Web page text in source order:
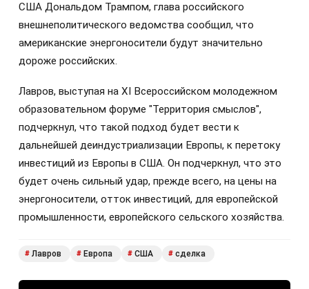
США Дональдом Трампом, глава российского
внешнеполитического ведомства сообщил, что
американские энергоносители будут значительно
дороже российских.
Лавров, выступая на XI Всероссийском молодежном
образовательном форуме "Территория смыслов",
подчеркнул, что такой подход будет вести к
дальнейшей деиндустриализации Европы, к перетоку
инвестиций из Европы в США. Он подчеркнул, что это
будет очень сильный удар, прежде всего, на цены на
энергоносители, отток инвестиций, для европейской
промышленности, европейского сельского хозяйства.
# Лавров # Европа # США # сделка